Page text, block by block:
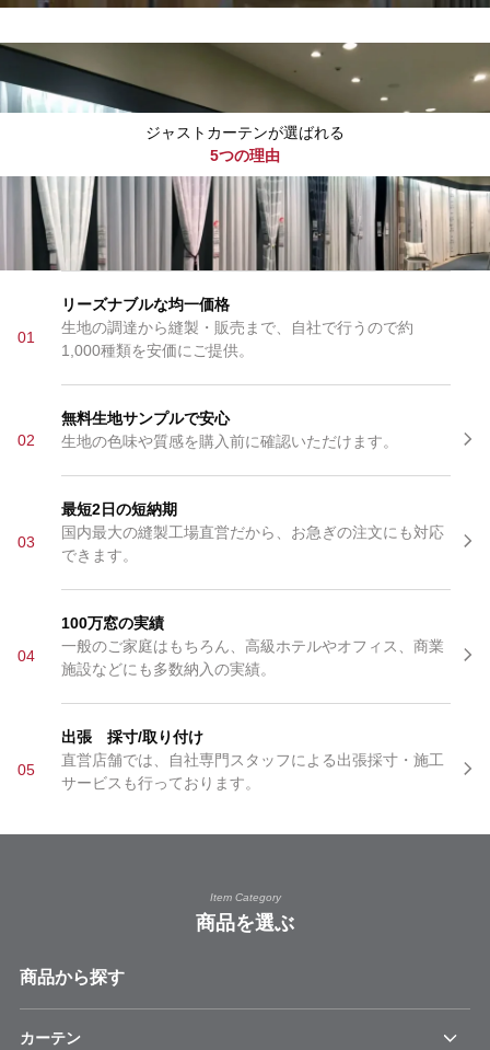
ジャストカーテンが選ばれる
5つの理由
01
リーズナブルな均一価格
生地の調達から縫製・販売まで、自社で行うので約
1,000種類を安価にご提供。
02
無料生地サンプルで安心
生地の色味や質感を購入前に確認いただけます。
03
最短2日の短納期
国内最大の縫製工場直営だから、お急ぎの注文にも対応
できます。
04
100万窓の実績
一般のご家庭はもちろん、高級ホテルやオフィス、商業
施設などにも多数納入の実績。
05
出張 採寸/取り付け
直営店舗では、自社専門スタッフによる出張採寸・施工
サービスも行っております。
Item Category
商品を選ぶ
商品から探す
カーテン